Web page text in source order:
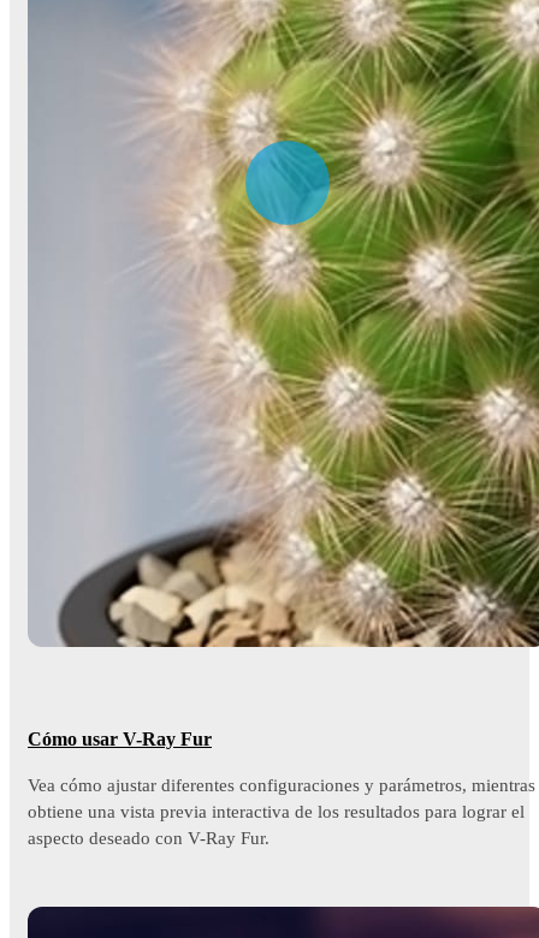
Cómo usar V-Ray Fur
Vea cómo ajustar diferentes configuraciones y parámetros, mientras
obtiene una vista previa interactiva de los resultados para lograr el
aspecto deseado con V-Ray Fur.